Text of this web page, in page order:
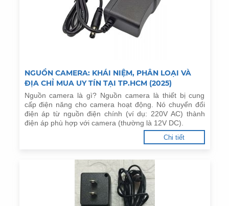
NGUỒN CAMERA: KHÁI NIỆM, PHÂN LOẠI VÀ
ĐỊA CHỈ MUA UY TÍN TẠI TP.HCM (2025)
Nguồn camera là gì? Nguồn camera là thiết bị cung
cấp điện năng cho camera hoạt động. Nó chuyển đổi
điện áp từ nguồn điện chính (ví dụ: 220V AC) thành
điện áp phù hợp với camera (thường là 12V DC).
Chi tiết